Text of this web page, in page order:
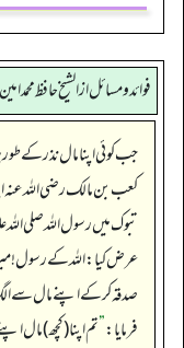
فوائد ومسائل از الشيخ حافظ محمد
جب کوئی اپنا مال نذر کے
کعب بن مالک رضی اللہ عنہ
تبوک میں رسول اللہ صلی
عرض کیا: اللہ کے رسول!
صدقہ کر کے اپنے مال سے
فرمایا:”تم اپنا (کچھ) مال